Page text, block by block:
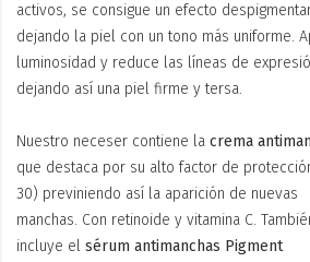
activos, se consigue un efecto
dejando la piel con un tono más uniforme.
luminosidad y reduce las líneas de
dejando así una piel firme y tersa.
Nuestro neceser contiene la crema
que destaca por su alto factor de
30) previniendo así la aparición de nuevas
manchas. Con retinoide y vitamina C.
incluye el sérum antimanchas Pigment